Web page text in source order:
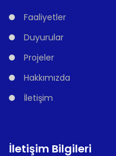
Faaliyetler
Duyurular
Projeler
Hakkımızda
İletişim
İletişim Bilgileri